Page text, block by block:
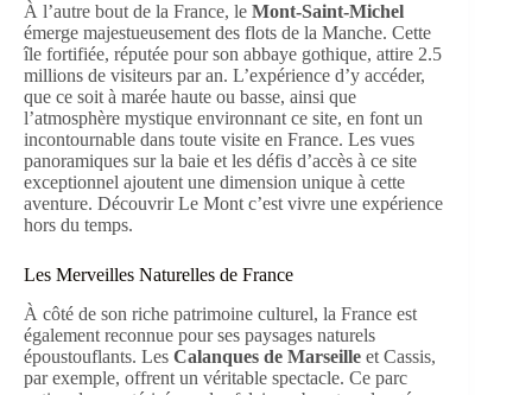
À l’autre bout de la France, le Mont-Saint-Michel
émerge majestueusement des flots de la Manche. Cette
île fortifiée, réputée pour son abbaye gothique, attire 2.5
millions de visiteurs par an. L’expérience d’y accéder,
que ce soit à marée haute ou basse, ainsi que
l’atmosphère mystique environnant ce site, en font un
incontournable dans toute visite en France. Les vues
panoramiques sur la baie et les défis d’accès à ce site
exceptionnel ajoutent une dimension unique à cette
aventure. Découvrir Le Mont c’est vivre une expérience
hors du temps.
Les Merveilles Naturelles de France
À côté de son riche patrimoine culturel, la France est
également reconnue pour ses paysages naturels
époustouflants. Les Calanques de Marseille et Cassis,
par exemple, offrent un véritable spectacle. Ce parc